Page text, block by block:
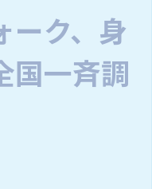
ーク、身
国一斉調